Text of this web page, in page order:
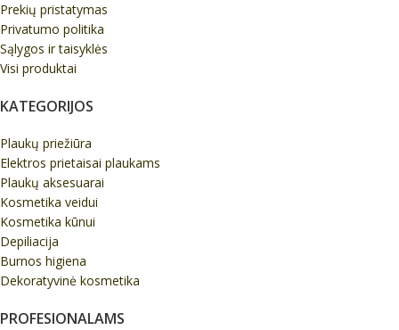
Prekių pristatymas
Privatumo politika
Sąlygos ir taisyklės
Visi produktai
KATEGORIJOS
Plaukų priežiūra
Elektros prietaisai plaukams
Plaukų aksesuarai
Kosmetika veidui
Kosmetika kūnui
Depiliacija
Burnos higiena
Dekoratyvinė kosmetika
PROFESIONALAMS